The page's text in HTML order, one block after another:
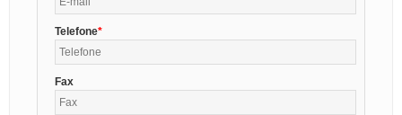
Telefone
Fax